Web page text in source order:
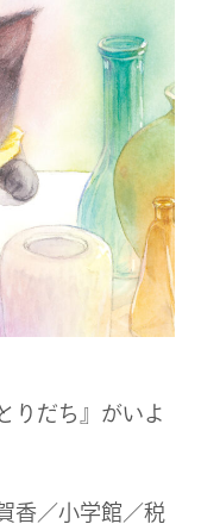
りだち』がいよ
香／小学館／税